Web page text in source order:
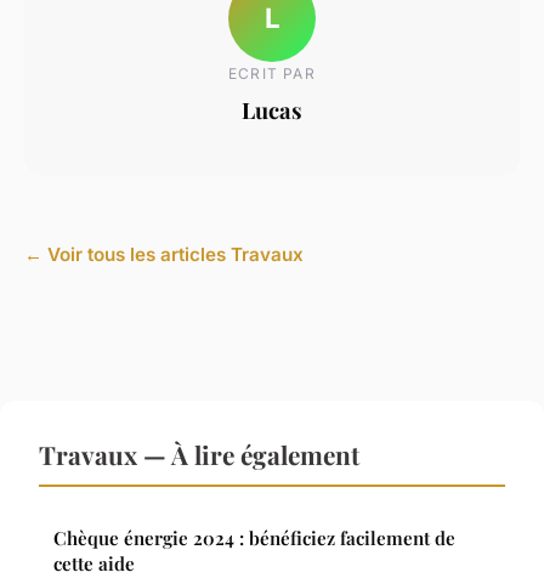
L
ECRIT PAR
Lucas
← Voir tous les articles Travaux
Travaux — À lire également
Chèque énergie 2024 : bénéficiez facilement de
cette aide